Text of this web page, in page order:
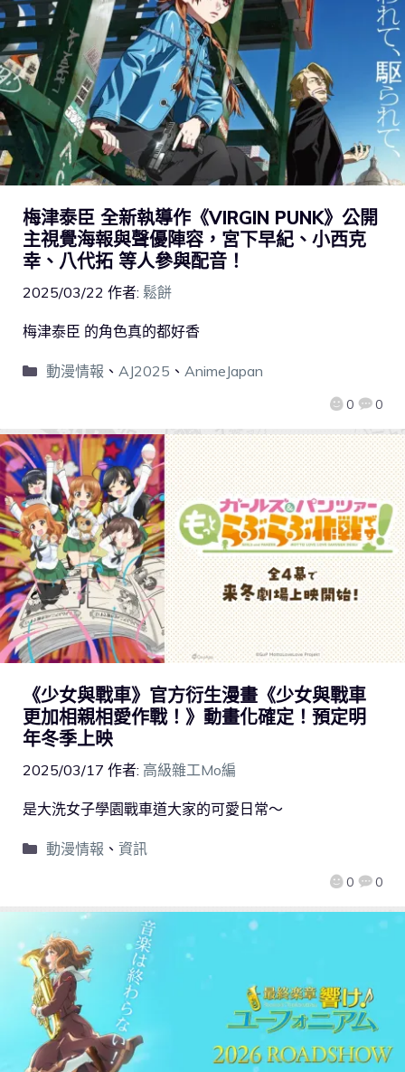
梅津泰臣 全新執導作《VIRGIN PUNK》公開
主視覺海報與聲優陣容，宮下早紀、小西克
幸、八代拓 等人參與配音！
2025/03/22 作者: 鬆餅
0 0
梅津泰臣 的角色真的都好香
動漫情報 、 AJ2025 、 AnimeJapan
《少女與戰車》官方衍生漫畫《少女與戰車
更加相親相愛作戰！》動畫化確定！預定明
年冬季上映
2025/03/17 作者: 高級雜工Mo編
0 0
是大洗女子學園戰車道大家的可愛日常～
動漫情報 、 資訊